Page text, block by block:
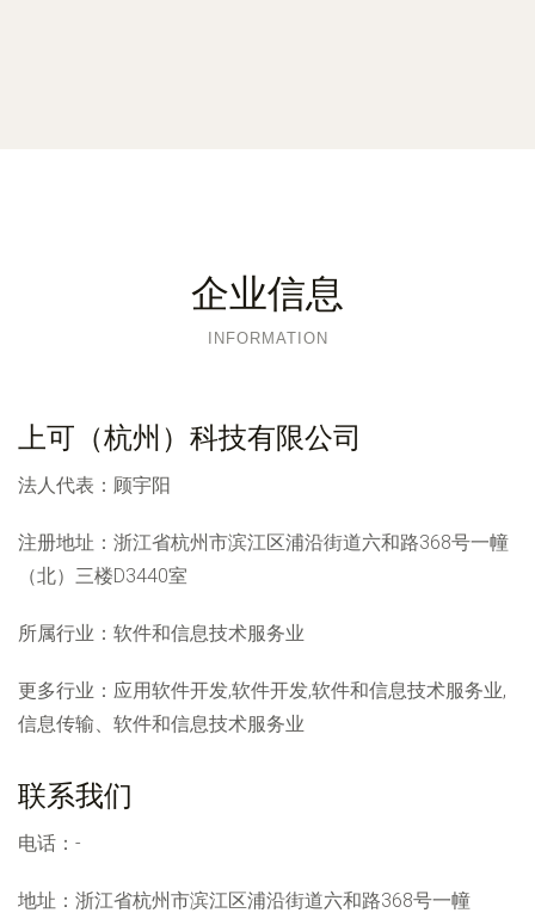
企业信息
INFORMATION
上可（杭州）科技有限公司
法人代表： 顾宇阳
注册地址： 浙江省杭州市滨江区浦沿街道六和路368号一幢
（北）三楼D3440室
所属行业： 软件和信息技术服务业
更多行业： 应用软件开发,软件开发,软件和信息技术服务业,
信息传输、软件和信息技术服务业
联系我们
电话：-
地址：浙江省杭州市滨江区浦沿街道六和路368号一幢